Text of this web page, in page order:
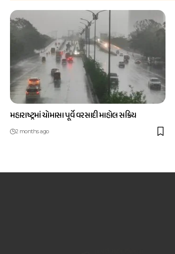
મહારાષ્ટ્રમાં ચોમાસા પૂર્વે વરસાદી માહોલ સક્રિય
2 months ago